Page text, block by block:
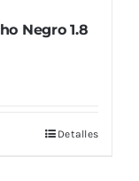
Negro 1.8
Detalles